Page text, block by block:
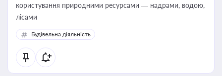
користування природними ресурсами — надрами, водою,
лісами
Будівельна діяльність